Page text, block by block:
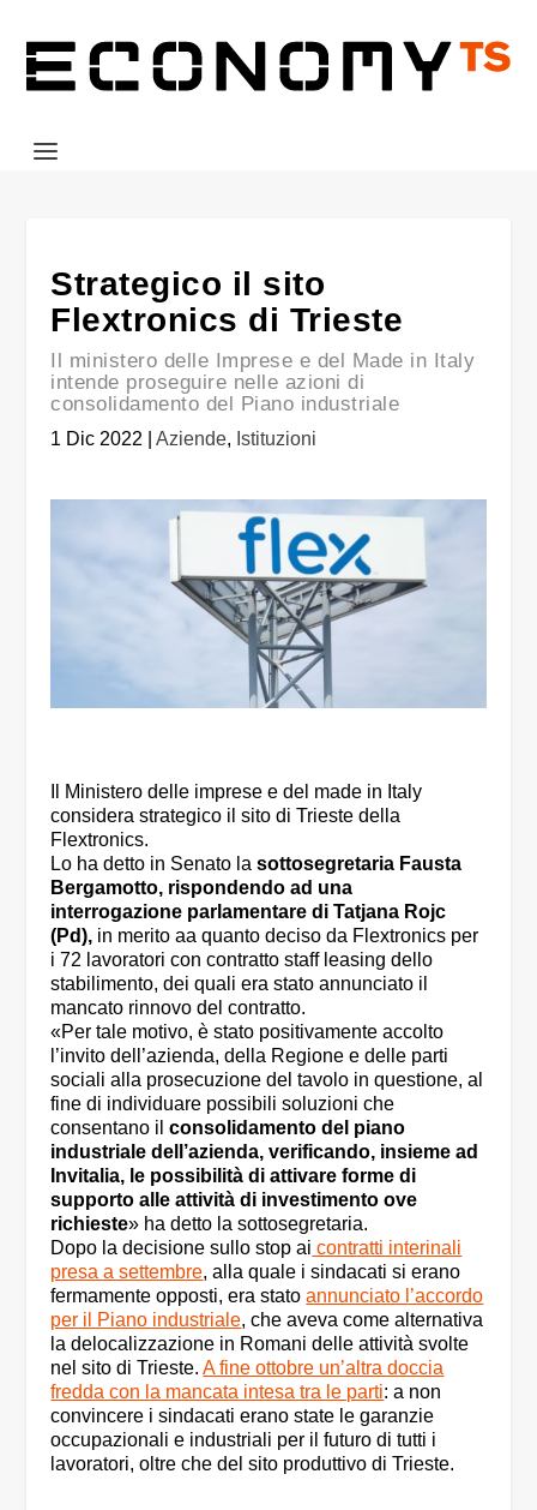
Strategico il sito
Flextronics di Trieste
Il ministero delle Imprese e del Made in Italy
intende proseguire nelle azioni di
consolidamento del Piano industriale
1 Dic 2022 |Aziende, Istituzioni
Il Ministero delle imprese e del made in Italy
considera strategico il sito di Trieste della
Flextronics.
Lo ha detto in Senato lasottosegretaria Fausta
Bergamotto, rispondendo ad una
interrogazione parlamentare di Tatjana Rojc
(Pd), in merito aa quanto deciso da Flextronics per
i 72 lavoratori con contratto staff leasing dello
stabilimento, dei quali era stato annunciato il
mancato rinnovo del contratto.
«Per tale motivo, è stato positivamente accolto
l’invito dell’azienda, della Regione e delle parti
sociali alla prosecuzione del tavolo in questione, al
fine di individuare possibili soluzioni che
consentano ilconsolidamento del piano
industriale dell’azienda, verificando, insieme ad
Invitalia, le possibilità di attivare forme di
supporto alle attività di investimento ove
richieste» ha detto la sottosegretaria.
Dopo la decisione sullo stop ai contratti interinali
presa a settembre, alla quale i sindacati si erano
fermamente opposti, era statoannunciato l’accordo
per il Piano industriale, che aveva come alternativa
la delocalizzazione in Romani delle attività svolte
nel sito di Trieste.A fine ottobre un’altra doccia
fredda con la mancata intesa tra le parti: a non
convincere i sindacati erano state le garanzie
occupazionali e industriali per il futuro di tutti i
lavoratori, oltre che del sito produttivo di Trieste.